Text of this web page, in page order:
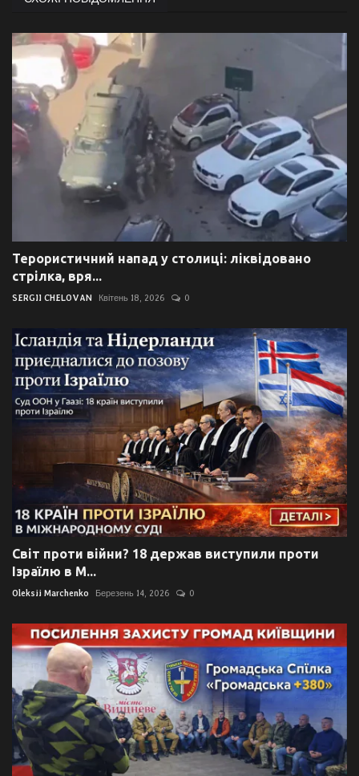
Терористичний напад у столиці: ліквідовано
стрілка, вря...
SERGII CHELOVAN Квітень 18, 2026 0
Світ проти війни? 18 держав виступили проти
Ізраїлю в М...
Oleksii Marchenko Березень 14, 2026 0